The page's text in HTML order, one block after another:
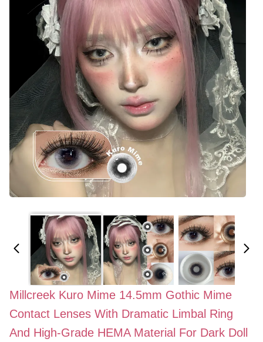
Millcreek Kuro Mime 14.5mm Gothic Mime
Contact Lenses With Dramatic Limbal Ring
And High-Grade HEMA Material For Dark Doll